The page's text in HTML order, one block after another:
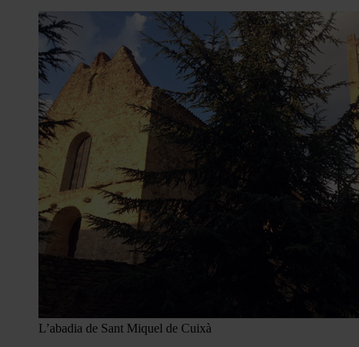
L’abadia de Sant Miquel de Cuixà